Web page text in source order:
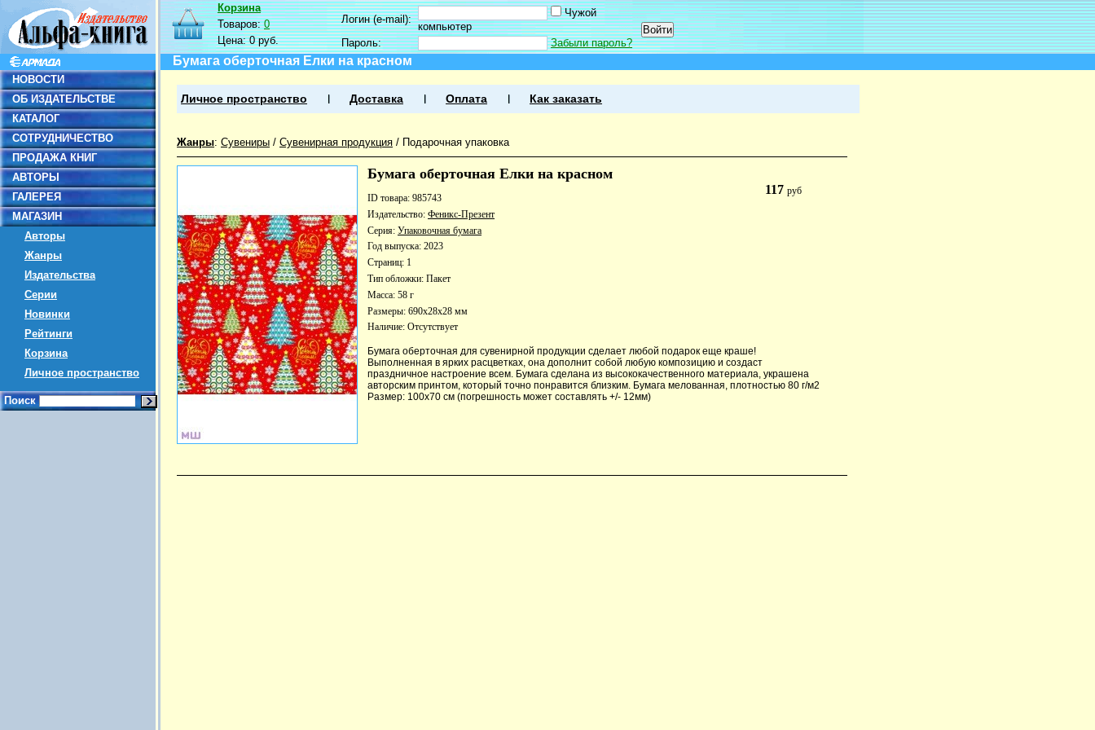
НОВОСТИ
ОБ ИЗДАТЕЛЬСТВЕ
КАТАЛОГ
СОТРУДНИЧЕСТВО
ПРОДАЖА КНИГ
АВТОРЫ
ГАЛЕРЕЯ
МАГАЗИН
Авторы
Жанры
Издательства
Серии
Новинки
Рейтинги
Корзина
Личное пространство
Поиск
Корзина
Товаров:0
Цена:0 руб.
Логин (e-mail):
Чужой
компьютер
Пароль:
Забыли пароль?
Бумага оберточная Елки на красном
Личное пространство Доставка Оплата Как заказать
Жанры: Сувениры / Сувенирная продукция / Подарочная упаковка
Бумага оберточная Елки на красном
117руб
ID товара: 985743
Издательство: Феникс-Презент
Серия: Упаковочная бумага
Год выпуска: 2023
Страниц: 1
Тип обложки: Пакет
Масса: 58 г
Размеры: 690x28x28 мм
Наличие: Отсутствует
Бумага оберточная для сувенирной продукции сделает любой подарок еще краше!
Выполненная в ярких расцветках, она дополнит собой любую композицию и создаст
праздничное настроение всем. Бумага сделана из высококачественного материала, украшена
авторским принтом, который точно понравится близким. Бумага мелованная, плотностью 80 г/м2
Размер: 100х70 см (погрешность может составлять +/- 12мм)